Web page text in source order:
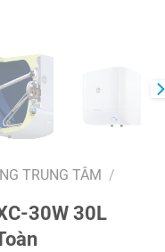
TRUNG TÂM /
30W 30L